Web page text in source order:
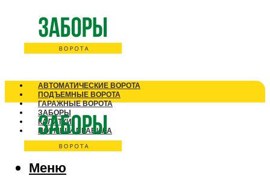
АВТОМАТИЧЕСКИЕ ВОРОТА
ПОДЪЕМНЫЕ ВОРОТА
ГАРАЖНЫЕ ВОРОТА
ЗАБОРЫ
КАЛИТКИ
НОРМЫ И ПРАВИЛА
Меню